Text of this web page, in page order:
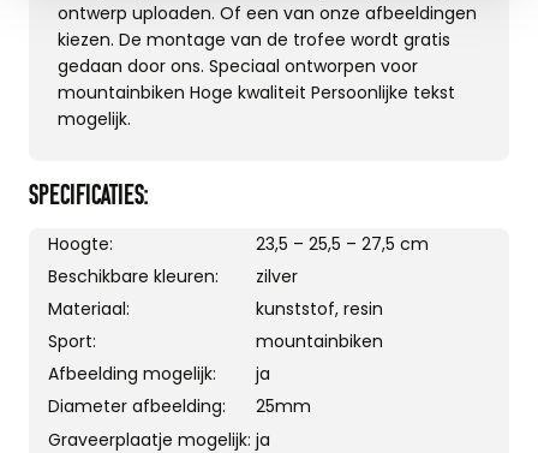
ontwerp uploaden. Of een van onze afbeeldingen
kiezen. De montage van de trofee wordt gratis
gedaan door ons. Speciaal ontworpen voor
mountainbiken Hoge kwaliteit Persoonlijke tekst
mogelijk.
SPECIFICATIES:
Hoogte:
23,5 – 25,5 – 27,5 cm
Beschikbare kleuren:
zilver
Materiaal:
kunststof, resin
Sport:
mountainbiken
Afbeelding mogelijk:
ja
Diameter afbeelding:
25mm
Graveerplaatje mogelijk: ja